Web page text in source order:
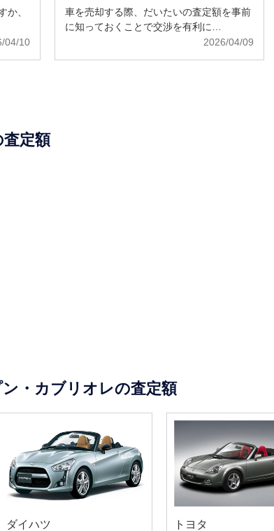
か、
04/10
車を売却する際、だいたいの査定額を事前
に知っておくことで交渉を有利に…
2026/04/09
定額
・カブリオレの査定額
ダイハツ
トヨタ